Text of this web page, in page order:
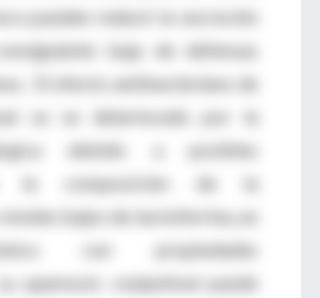
pueden reducir la secreción
baja de defensas
El efecto antibacteriano de
se ve deteriorado por la
debido a posibles
la composición de la
bajos de lactoferrina, un
con propiedades
quemosis conjuntival puede